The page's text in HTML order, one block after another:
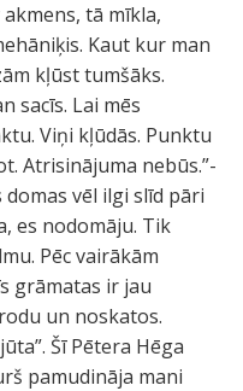
tā mīkla,
Kaut kur man
kļūst tumšāks.
sacīs. Lai mēs
Viņi kļūdās. Punktu
Atrisinājuma nebūs.”-
vēl ilgi slīd pāri
es nodomāju. Tik
Pēc vairākām
grāmatas ir jau
un noskatos.
Šī Pētera Hēga
pamudināja mani